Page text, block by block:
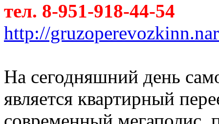
тел. 8-951-918-44-54
http://
На сегодняшний день
является квартирный